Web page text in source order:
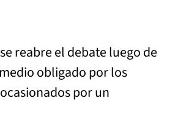
reabre el debate luego de
obligado por los
por un